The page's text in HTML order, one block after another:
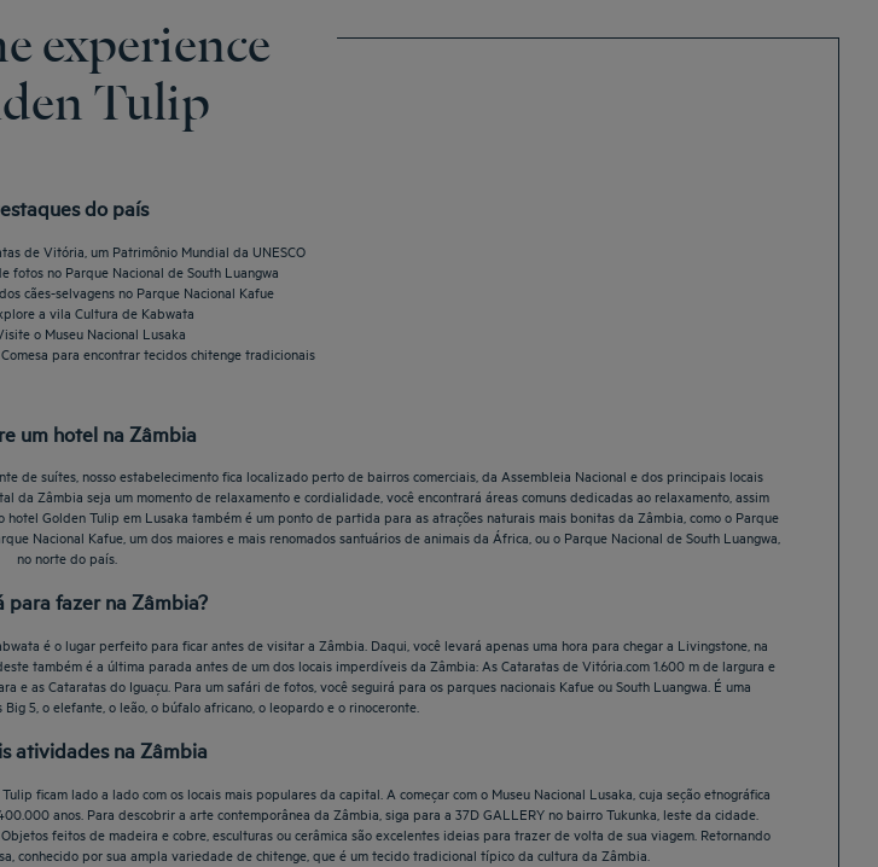
experience
Tulip
do país
de Vitória, um Patrimônio Mundial da UNESCO
fotos no Parque Nacional de South Luangwa
cães-selvagens no Parque Nacional Kafue
a vila Cultura de Kabwata
o Museu Nacional Lusaka
para encontrar tecidos chitenge tradicionais
um hotel na Zâmbia
de suítes, nosso estabelecimento fica localizado perto de bairros comerciais, da Assembleia Nacional e dos principais locais
Zâmbia seja um momento de relaxamento e cordialidade, você encontrará áreas comuns dedicadas ao relaxamento, assim
Golden Tulip em Lusaka também é um ponto de partida para as atrações naturais mais bonitas da Zâmbia, como o Parque
Nacional Kafue, um dos maiores e mais renomados santuários de animais da África, ou o Parque Nacional de South Luangwa,
no norte do país.
para fazer na Zâmbia?
é o lugar perfeito para ficar antes de visitar a Zâmbia. Daqui, você levará apenas uma hora para chegar a Livingstone, na
também é a última parada antes de um dos locais imperdíveis da Zâmbia: As Cataratas de Vitória.com 1.600 m de largura e
as Cataratas do Iguaçu. Para um safári de fotos, você seguirá para os parques nacionais Kafue ou South Luangwa. É uma
5, o elefante, o leão, o búfalo africano, o leopardo e o rinoceronte.
atividades na Zâmbia
ficam lado a lado com os locais mais populares da capital. A começar com o Museu Nacional Lusaka, cuja seção etnográfica
anos. Para descobrir a arte contemporânea da Zâmbia, siga para a 37D GALLERY no bairro Tukunka, leste da cidade.
feitos de madeira e cobre, esculturas ou cerâmica são excelentes ideias para trazer de volta de sua viagem. Retornando
conhecido por sua ampla variedade de chitenge, que é um tecido tradicional típico da cultura da Zâmbia.